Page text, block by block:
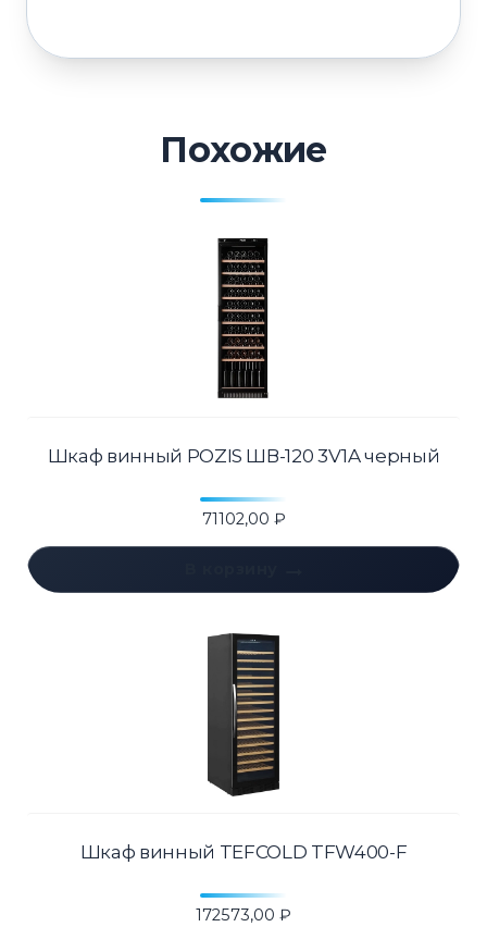
Похожие
Шкаф винный POZIS ШВ-120 3V1A черный
71102,00 ₽
Шкаф винный TEFCOLD TFW400-F
172573,00 ₽